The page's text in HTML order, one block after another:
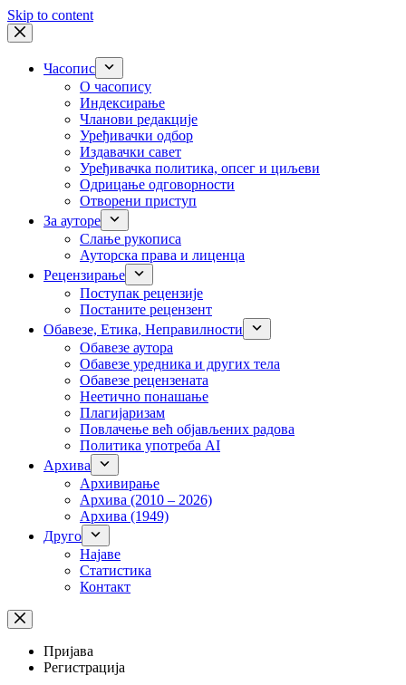
Skip to content
Часопис
О часопису
Индексирање
Чланови редакције
Уређивачки одбор
Издавачки савет
Уређивачка политика, опсег и циљеви
Одрицање одговорности
Отворени приступ
За ауторе
Слање рукописа
Ауторска права и лиценца
Рецензирање
Поступак рецензије
Постаните рецензент
Обавезе, Етика, Неправилности
Обавезе аутора
Обавезе уредника и других тела
Обавезе рецензената
Неетично понашање
Плагијаризам
Повлачење већ објављених радова
Политика употреба AI
Архива
Архивирање
Архива (2010 – 2026)
Архива (1949)
Друго
Најаве
Статистика
Контакт
Пријава
Регистрација